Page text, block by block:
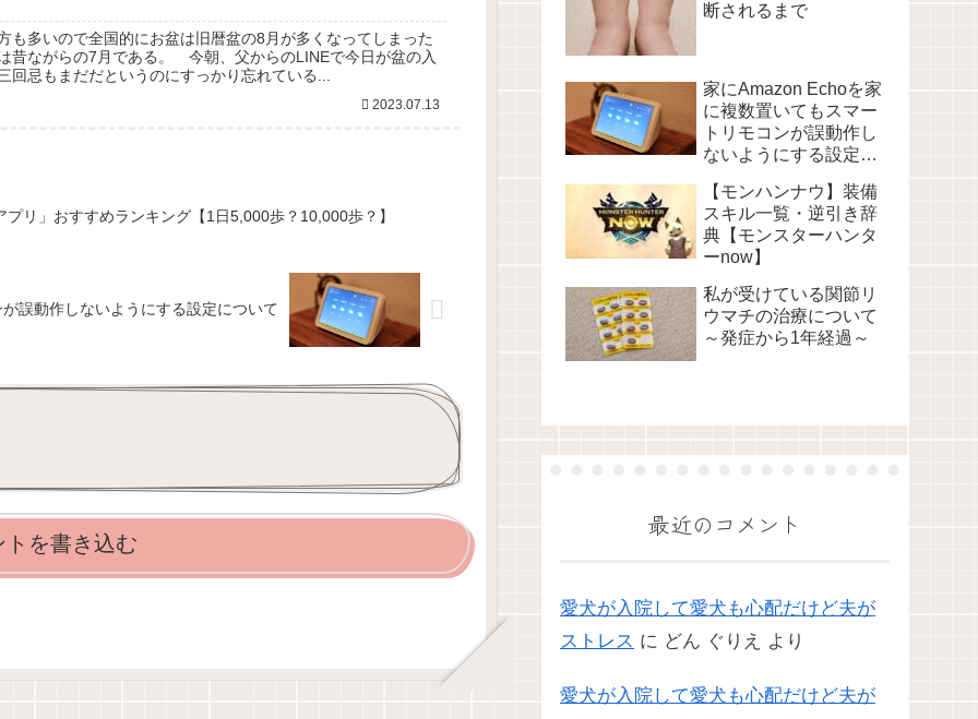
も多いので全国的にお盆は旧暦盆の8月が多くなってしまった
昔ながらの7月である。 今朝、父からのLINEで今日が盆の入
回忌もまだだというのにすっかり忘れている...
2023.07.13
リ」おすすめランキング【1日5,000歩？10,000歩？】
誤動作しないようにする設定について
トを書き込む
断されるまで
家にAmazon Echoを家
に複数置いてもスマー
トリモコンが誤動作し
ないようにする設定に
【モンハンナウ】装備
スキル一覧・逆引き辞
典【モンスターハンタ
ーnow】
私が受けている関節リ
ウマチの治療について
～発症から1年経過～
最近のコメント
愛犬が入院して愛犬も心配だけど夫が
ストレス に どん ぐりえ より
愛犬が入院して愛犬も心配だけど夫が